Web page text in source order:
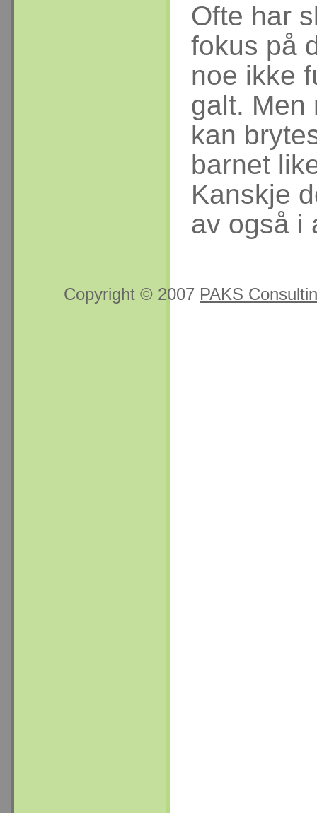
Ofte har
fokus på
noe ikke
galt. Men
kan
barnet
Kanskje
av også i
Copyright © 2007 PAKS